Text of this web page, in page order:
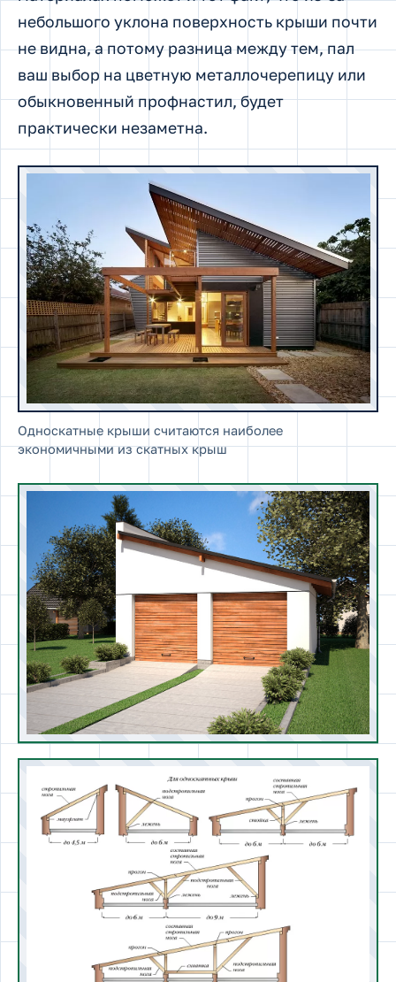
небольшого уклона поверхность крыши почти
не видна, а потому разница между тем, пал
ваш выбор на цветную металлочерепицу или
обыкновенный профнастил, будет
практически незаметна.
Односкатные крыши считаются наиболее
экономичными из скатных крыш